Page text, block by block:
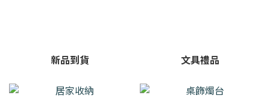
新品到貨 文具禮品